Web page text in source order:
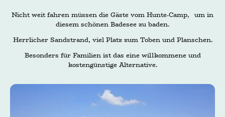
Nicht weit fahren müssen die Gäste vom Hunte-Camp, um in
diesem schönen Badesee zu baden.
Herrlicher Sandstrand, viel Platz zum Toben und Planschen.
Besonders für Familien ist das eine willkommene und
kostengünstige Alternative.